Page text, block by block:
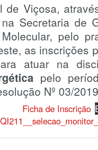
de Viçosa,
Secretaria de
pelo
as inscrições
atuar na
pelo
Nº 03/
Ficha de Inscrição